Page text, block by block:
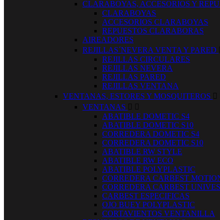
CLARABOYAS, ACCESORIOS Y
CLARABOYAS
ACCESORIOS CLARABOYAS
REPUESTOS CLARABORAS
AIREADORES
REJILLAS´NEVERA VENTA Y PARED
REJILLAS CIRCULARES
REJILLAS NEVERA
REJILLAS PARED
REJILLAS VENTANA
VENTANAS, ESTORES Y MOSQUITEROS 
VENTANAS  
ABATIBLE DOMETIC S4
ABATIBLE DOMETIC S10
CORREDERA DOMETIC S4
CORREDERA DOMETIC S10
ABATIBLE RW STYLE
ABATIBLE RW ECO
ABATIBLE POLYPLASTIC
CORREDERA CARBEST
CORREDERA CARBEST
CARBEST ESPECIFICAS
OJO BUEY POLYPLASTIC
CORTAVIENTOS VENTANILLA